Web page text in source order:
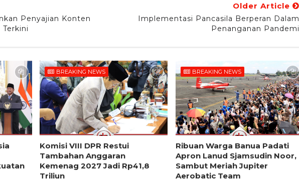
Penyajian Konten
Older Article
Implementasi Pancasila Berperan Dalam
Penanganan Pandemi
BREAKING NEWS
Komisi VIII DPR Restui
Tambahan Anggaran
Kemenag 2027 Jadi Rp41,8
Triliun
BREAKING NEWS
Ribuan Warga Banua Padati
Apron Lanud Sjamsudin Noor,
Sambut Meriah Jupiter
Aerobatic Team